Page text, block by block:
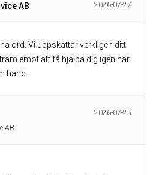
AB 2026-07-27
ord. Vi uppskattar verkligen ditt
emot att få hjälpa dig igen när
hand.
2026-07-25
AB